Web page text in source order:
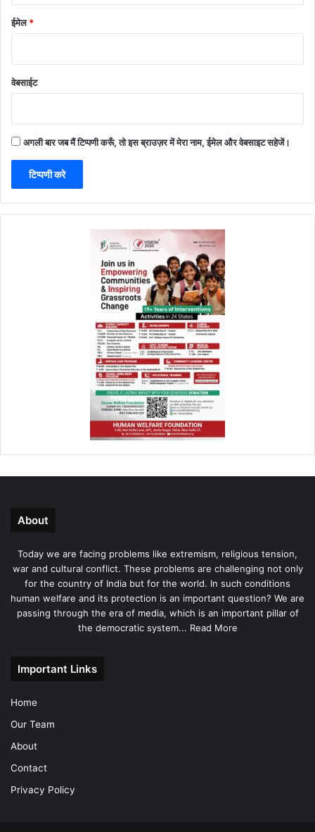
ईमेल*
वेबसाईट
अगली बार जब मैं टिप्पणी करूँ, तो इस ब्राउज़र में मेरा नाम, ईमेल और वेबसाइट सहेजें।
About
Today we are facing problems like extremism, religious tension,
war and cultural conflict. These problems are challenging not only
for the country of India but for the world. In such conditions
human welfare and its protection is an important question? We are
passing through the era of media, which is an important pillar of
the democratic system... Read More
Important Links
Home
Our Team
About
Contact
Privacy Policy